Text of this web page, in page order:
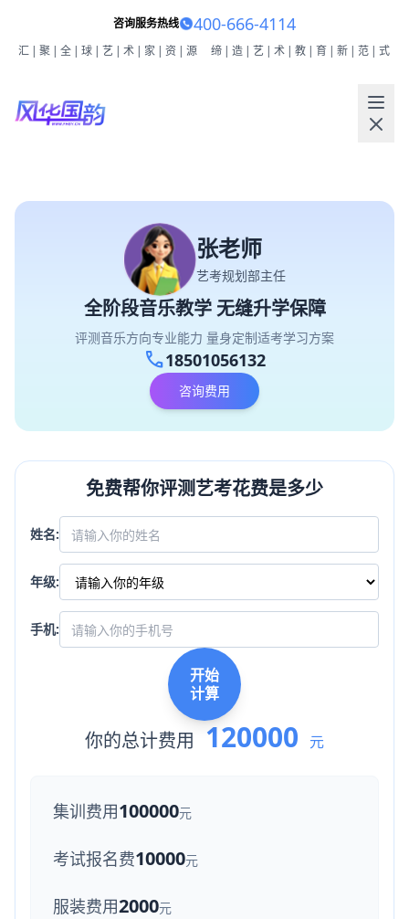
咨询服务热线 400-666-4114
汇|聚|全|球|艺|术|家|资|源 缔|造|艺|术|教|育|新|范|式
张老师
艺考规划部主任
全阶段音乐教学 无缝升学保障
评测音乐方向专业能力 量身定制适考学习方案
call18501056132
咨询费用
免费帮你评测艺考花费是多少
姓名:
年级:
手机:
开始
计算
你的总计费用 120000 元
集训费用100000元
考试报名费10000元
服装费用2000元